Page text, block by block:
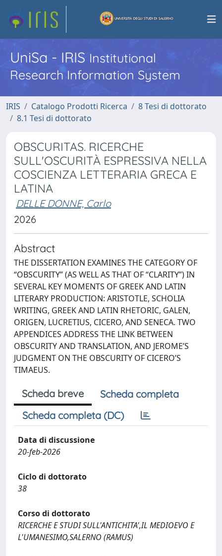
UniSa - IRISInstitutional
Research Information System
IRIS Catalogo Prodotti Ricerca
8 Tesi di dottorato
8.1 Tesi di dottorato
OBSCURITAS. RICERCHE
SULL'OSCURITÀ ESPRESSIVA NELLA
COSCIENZA LETTERARIA GRECA E
LATINA
DELLE DONNE, Carlo
2026
Abstract
THE DISSERTATION EXAMINES THE CATEGORY OF
“OBSCURITY” (AS WELL AS THAT OF “CLARITY”) IN
SEVERAL KEY MOMENTS OF GREEK AND LATIN
LITERARY PRODUCTION: ARISTOTLE, SCHOLIA
WRITING, GREEK AND LATIN RHETORIC, GALEN,
ORIGEN, LUCRETIUS, CICERO, AND SENECA. TWO
APPENDICES ADDRESS THE LINK BETWEEN
OBSCURITY AND TRANSLATION, AND JEROME’S
JUDGMENT ON THE OBSCURITY OF CICERO’S
TIMAEUS.
Scheda breve
Scheda completa
Scheda completa (DC)
Data di discussione
20-feb-2026
Ciclo di dottorato
38
Corso di dottorato
RICERCHE E STUDI SULL'ANTICHITA',IL MEDIOEVO E
L'UMANESIMO,SALERNO (RAMUS)